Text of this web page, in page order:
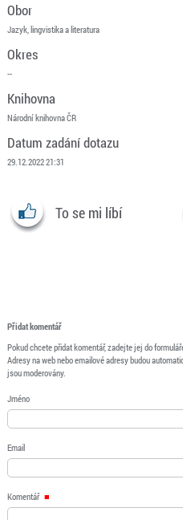
Obor
Jazyk, lingvistika a literatura
Okres
--
Knihovna
Národní knihovna ČR
Datum zadání dotazu
29.12.2022 21:31
To se mi líbí
Přidat komentář
Pokud chcete přidat komentář, zadejte jej do
Adresy na web nebo emailové adresy budou
jsou moderovány.
Jméno
Email
Komentář